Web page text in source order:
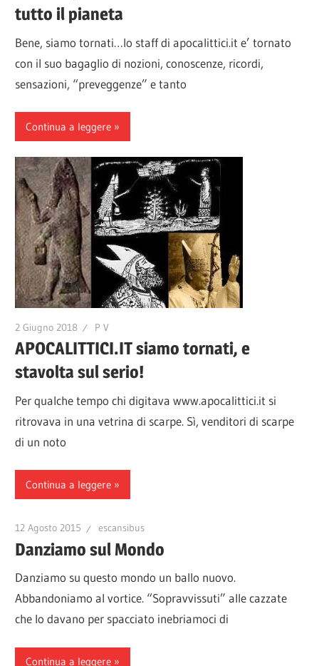
tutto il pianeta
Bene, siamo tornati…lo staff di apocalittici.it e’ tornato
con il suo bagaglio di nozioni, conoscenze, ricordi,
sensazioni, “preveggenze” e tanto
Continua a leggere
2 Giugno 2018 P V
APOCALITTICI.IT siamo tornati, e
stavolta sul serio!
Per qualche tempo chi digitava www.apocalittici.it si
ritrovava in una vetrina di scarpe. Sì, venditori di scarpe
di un noto
Continua a leggere
12 Agosto 2015 escansibus
Danziamo sul Mondo
Danziamo su questo mondo un ballo nuovo.
Abbandoniamo al vortice. “Sopravvissuti” alle cazzate
che lo davano per spacciato inebriamoci di
Continua a leggere